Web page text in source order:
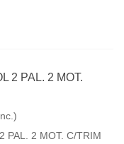
2 PAL. 2 MOT.
PAL. 2 MOT. C/TRIM